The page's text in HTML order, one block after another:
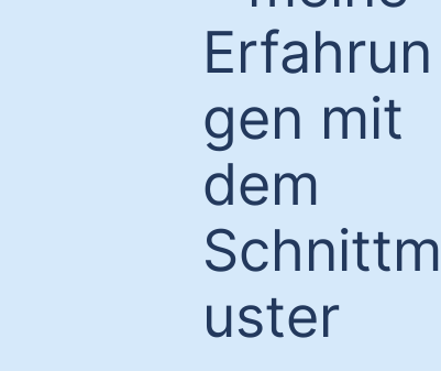
Erfahrun
gen mit
dem
Schnittm
uster